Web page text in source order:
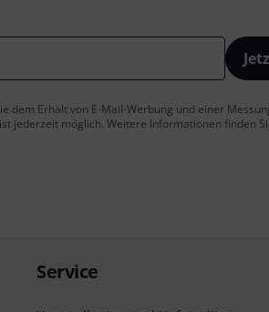
dem Erhalt von E-Mail-Werbung und einer
jederzeit möglich. Weitere Informationen finden
Service